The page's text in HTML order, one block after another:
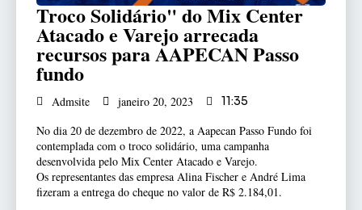
Troco Solidário" do Mix Center
Atacado e Varejo arrecada
recursos para AAPECAN Passo
fundo
Admsite janeiro 20, 2023 11:35
No dia 20 de dezembro de 2022, a Aapecan Passo Fundo foi
contemplada com o troco solidário, uma campanha
desenvolvida pelo Mix Center Atacado e Varejo.
Os representantes das empresa Alina Fischer e André Lima
fizeram a entrega do cheque no valor de R$ 2.184,01.